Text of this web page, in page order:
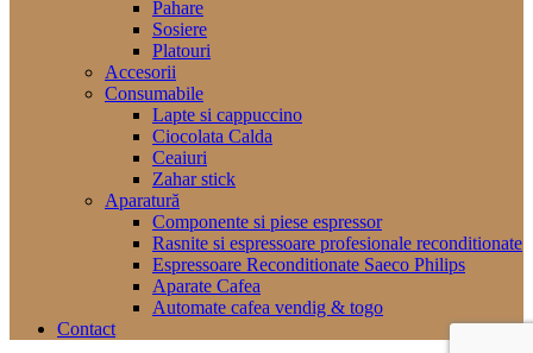
Pahare
Sosiere
Platouri
Accesorii
Consumabile
Lapte si cappuccino
Ciocolata Calda
Ceaiuri
Zahar stick
Aparatură
Componente si piese espressor
Rasnite si espressoare profesionale reconditionate
Espressoare Reconditionate Saeco Philips
Aparate Cafea
Automate cafea vendig & togo
Contact